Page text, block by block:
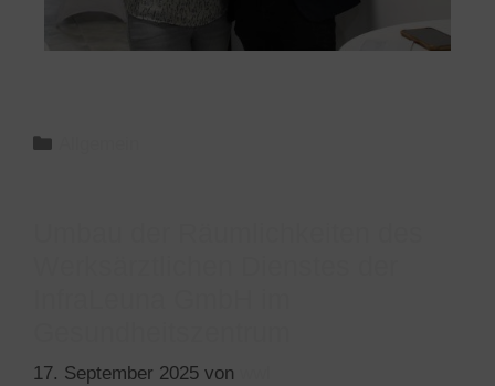
17. September 2025 von